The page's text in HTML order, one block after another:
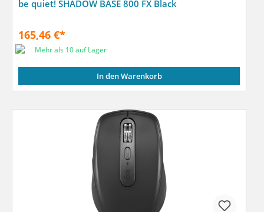
be quiet! SHADOW BASE 800 FX Black
165,46 €*
Mehr als 10 auf Lager
In den Warenkorb